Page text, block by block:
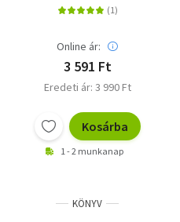
Online ár:
3 591 Ft
Eredeti ár: 3 990 Ft
Kosárba
1 - 2 munkanap
KÖNYV